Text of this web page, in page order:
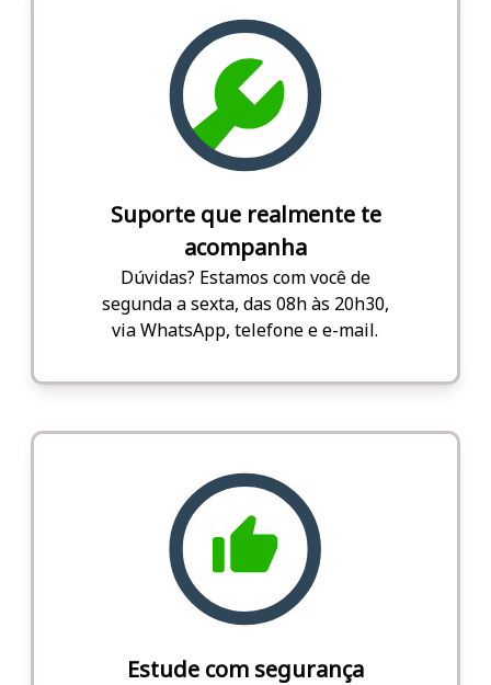
Suporte que realmente te
acompanha
Dúvidas? Estamos com você de
segunda a sexta, das 08h às 20h30,
via WhatsApp, telefone e e-mail.
Estude com segurança